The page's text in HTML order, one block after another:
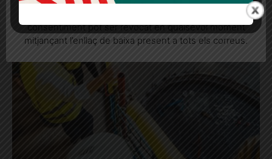
consentiment pot ser revocat en qualsevol moment
mitjançant l’enllaç de baixa present a tots els correus.